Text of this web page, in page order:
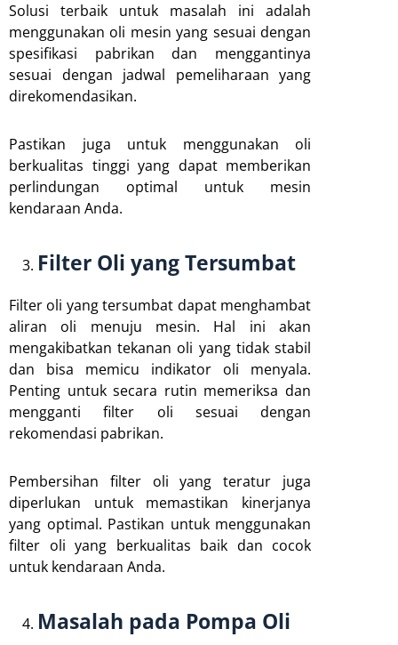
Solusi terbaik untuk masalah ini adalah
menggunakan oli mesin yang sesuai dengan
spesifikasi pabrikan dan menggantinya
sesuai dengan jadwal pemeliharaan yang
direkomendasikan.
Pastikan juga untuk menggunakan oli
berkualitas tinggi yang dapat memberikan
perlindungan optimal untuk mesin
kendaraan Anda.
Filter Oli yang Tersumbat
Filter oli yang tersumbat dapat menghambat
aliran oli menuju mesin. Hal ini akan
mengakibatkan tekanan oli yang tidak stabil
dan bisa memicu indikator oli menyala.
Penting untuk secara rutin memeriksa dan
mengganti filter oli sesuai dengan
rekomendasi pabrikan.
Pembersihan filter oli yang teratur juga
diperlukan untuk memastikan kinerjanya
yang optimal. Pastikan untuk menggunakan
filter oli yang berkualitas baik dan cocok
untuk kendaraan Anda.
Masalah pada Pompa Oli